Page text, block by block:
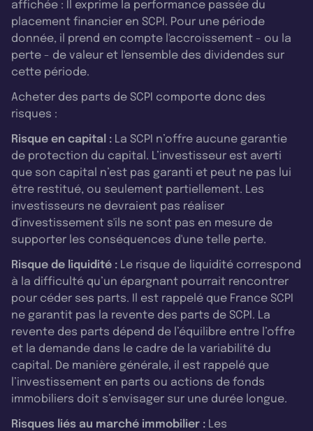
affichée : Il exprime la performance passée du
placement financier en SCPI. Pour une période
donnée, il prend en compte l'accroissement - ou la
perte - de valeur et l'ensemble des dividendes sur
cette période.
Acheter des parts de SCPI comporte donc des
risques :
Risque en capital : La SCPI n’offre aucune garantie
de protection du capital. L’investisseur est averti
que son capital n’est pas garanti et peut ne pas lui
être restitué, ou seulement partiellement. Les
investisseurs ne devraient pas réaliser
d'investissement s'ils ne sont pas en mesure de
supporter les conséquences d'une telle perte.
Risque de liquidité : Le risque de liquidité correspond
à la difficulté qu’un épargnant pourrait rencontrer
pour céder ses parts. Il est rappelé que France SCPI
ne garantit pas la revente des parts de SCPI. La
revente des parts dépend de l’équilibre entre l’offre
et la demande dans le cadre de la variabilité du
capital. De manière générale, il est rappelé que
l’investissement en parts ou actions de fonds
immobiliers doit s’envisager sur une durée longue.
Risques liés au marché immobilier : Les